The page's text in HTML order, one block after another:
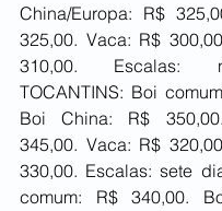
China/Europa: R$
325,00. Vaca: R$
310,00. Escalas:
TOCANTINS: Boi
Boi China: R$
345,00. Vaca: R$
330,00. Escalas: sete
comum: R$ 340,00.